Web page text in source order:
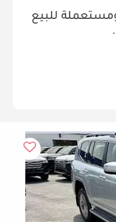
جديدة ومستعملة للبيع